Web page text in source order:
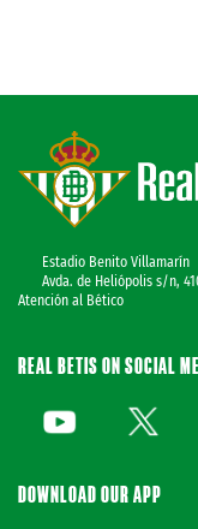
Estadio Benito Villamarín
Avda. de Heliópolis s/n,
Atención al Bético
REAL BETIS ON SOCIAL
DOWNLOAD OUR APP